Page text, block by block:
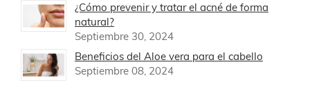
¿Cómo prevenir y tratar el acné de forma
natural?
Septiembre 30, 2024
Beneficios del Aloe vera para el cabello
Septiembre 08, 2024